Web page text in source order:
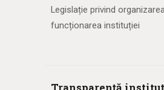
Legislație privind
funcționarea instituției